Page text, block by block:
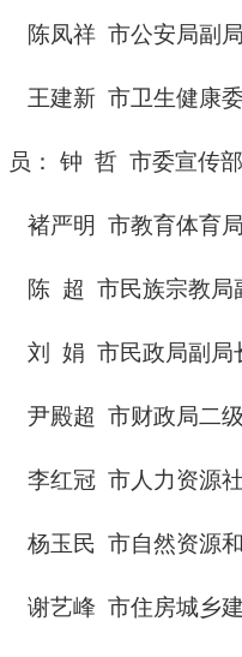
陈凤祥 市公安局副
王建新 市卫生健康
员： 钟 哲 市委宣传
褚严明 市教育体育
陈 超 市民族宗教局
刘 娟 市民政局副局
尹殿超 市财政局二
李红冠 市人力资源
杨玉民 市自然资源
谢艺峰 市住房城乡